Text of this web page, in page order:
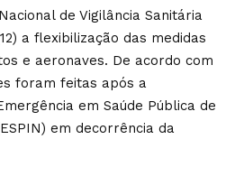
de Vigilância Sanitária
a flexibilização das medidas
e aeronaves. De acordo com
foram feitas após a
em Saúde Pública de
em decorrência da